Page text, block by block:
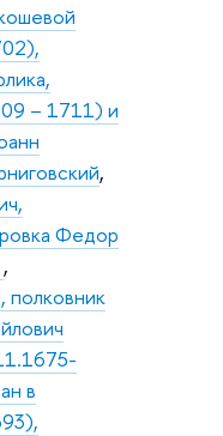
– 1711) и
,
Федор
,
полковник
в